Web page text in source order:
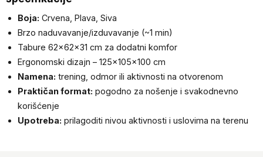
Boja: Crvena, Plava, Siva
Brzo naduvavanje/izduvavanje (~1 min)
Tabure 62×62×31 cm za dodatni komfor
Ergonomski dizajn – 125×105×100 cm
Namena: trening, odmor ili aktivnosti na otvorenom
Praktičan format: pogodno za nošenje i svakodnevno
korišćenje
Upotreba: prilagoditi nivou aktivnosti i uslovima na terenu